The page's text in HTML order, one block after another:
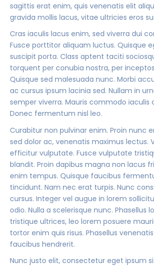
sagittis erat enim, quis venenatis elit
gravida mollis lacus, vitae ultricies eros
Cras iaculis lacus enim, sed viverra dui
Fusce porttitor aliquam luctus. Quisque
suscipit porta. Class aptent taciti
torquent per conubia nostra, per
Quisque sed malesuada nunc. Morbi
ac cursus ipsum lacinia sed. Nullam in
semper viverra. Mauris commodo iaculis
Donec fermentum nisl leo.
Curabitur non pulvinar enim. Proin nunc
sed dolor ac, venenatis maximus lectus.
efficitur vulputate. Fusce vulputate
blandit. Proin dapibus magna non lacus
enim tempus. Quisque faucibus
tincidunt. Nam nec erat turpis. Nunc
cursus. Integer vel augue in lorem
odio. Nulla a scelerisque nunc. Phasellus
tristique ultrices, leo lorem posuere
tortor enim quis risus. Phasellus
faucibus hendrerit.
Nunc justo elit, consectetur eget ipsum